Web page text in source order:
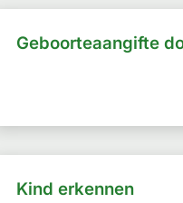
Geboorteaangifte
Kind erkennen